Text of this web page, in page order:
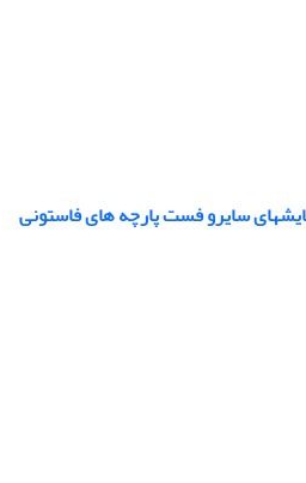
سایرو فست پارچه های فاستونی